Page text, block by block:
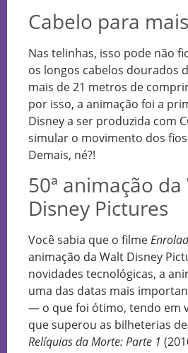
Cabelo para
Nas telinhas, isso pode não
os longos cabelos dourados
mais de 21 metros de
por isso, a animação foi a
Disney a ser produzida com
simular o movimento dos
Demais, né?!
50ª animação
Disney Pictures
Você sabia que o filme
animação da Walt Disney
novidades tecnológicas, a
uma das datas mais
— o que foi ótimo, tendo em
que superou as bilheterias de
Relíquias da Morte: Parte 1